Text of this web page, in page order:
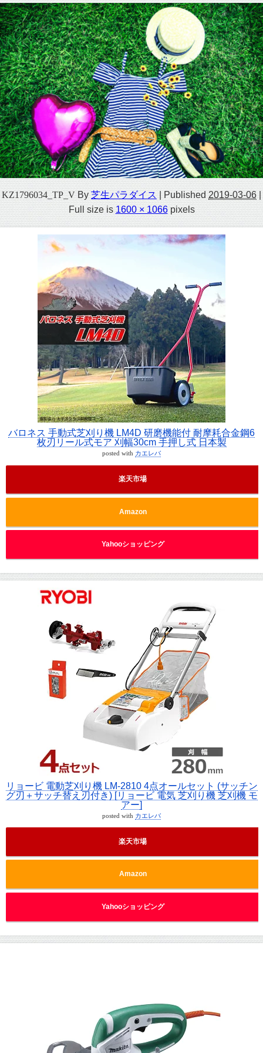
KZ1796034_TP_V By 芝生パラダイス Published 2019-03-06 |
Full size is 1600 × 1066pixels
バロネス 手動式芝刈り機 LM4D 研磨機能付 耐摩耗合金鋼6
枚刃リール式モア 刈幅30cm 手押し式 日本製
posted with カエレバ
楽天市場
Amazon
Yahooショッピング
リョービ 電動芝刈り機 LM-2810 4点オールセット (サッチン
グ刃＋サッチ替え刃付き) [リョービ 電気 芝刈り機 芝刈機 モ
アー]
posted with カエレバ
楽天市場
Amazon
Yahooショッピング